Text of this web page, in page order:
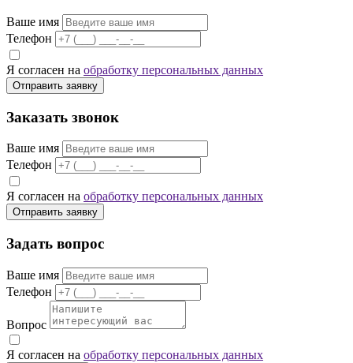
Ваше имя
Телефон
Я согласен на обработку персональных данных
Отправить заявку
Заказать звонок
Ваше имя
Телефон
Я согласен на обработку персональных данных
Отправить заявку
Задать вопрос
Ваше имя
Телефон
Вопрос
Я согласен на обработку персональных данных